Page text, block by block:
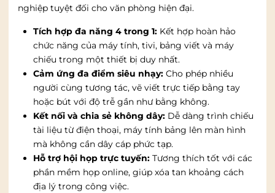
nghiệp tuyệt đối cho văn phòng hiện đại.
Tích hợp đa năng 4 trong 1: Kết hợp hoàn hảo
chức năng của máy tính, tivi, bảng viết và máy
chiếu trong một thiết bị duy nhất.
Cảm ứng đa điểm siêu nhạy: Cho phép nhiều
người cùng tương tác, vẽ viết trực tiếp bằng tay
hoặc bút với độ trễ gần như bằng không.
Kết nối và chia sẻ không dây: Dễ dàng trình chiếu
tài liệu từ điện thoại, máy tính bảng lên màn hình
mà không cần dây cáp phức tạp.
Hỗ trợ hội họp trực tuyến: Tương thích tốt với các
phần mềm họp online, giúp xóa tan khoảng cách
địa lý trong công việc.